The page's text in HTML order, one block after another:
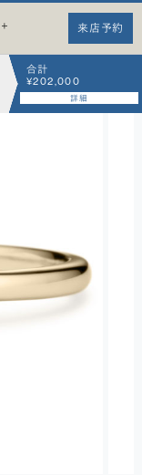
来店予約
合計
¥202,000
詳細